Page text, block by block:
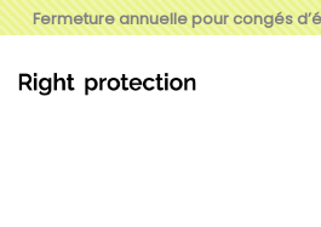
Fermeture annuelle pour congés